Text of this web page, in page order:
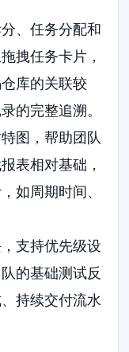
分、任务分配和
拽任务卡片，
库的关联较
的完整追溯。
图，帮助团队
表相对基础，
如周期时间、
支持优先级设
的基础测试反
持续交付流水